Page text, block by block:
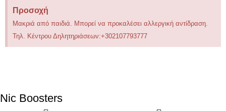
Προσοχή
Μακριά από παιδιά. Μπορεί να προκαλέσει αλλεργική αντίδραση.
Τηλ. Κέντρου Δηλητηριάσεων:+302107793777
Nic Boosters